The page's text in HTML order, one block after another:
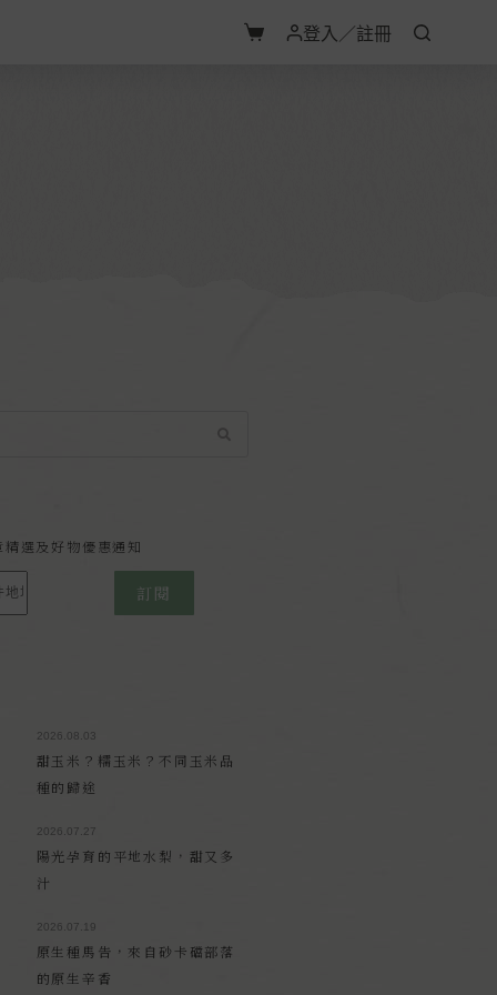
登入／註冊
選及好物優惠通知
訂閱
2026.08.03
甜玉米？糯玉米？不同玉米品
種的歸途
2026.07.27
陽光孕育的平地水梨，甜又多
汁
2026.07.19
原生種馬告，來自砂卡礑部落
的原生辛香